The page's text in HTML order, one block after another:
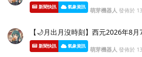
新聞快訊 氣象資訊 萌芽機器人 發佈於
【🌙月出月沒時刻】西元2026年8月
新聞快訊 氣象資訊 萌芽機器人 發佈於